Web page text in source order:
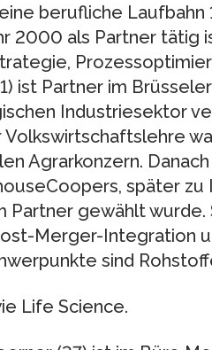
berufliche
2000 als Partner tätig
ist Partner im
Industriesektor
Volkswirtschaftslehre
Agrarkonzern.
später zu
Partner gewählt
Merger-Integration
sind
Life Science.